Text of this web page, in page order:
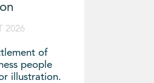
2026
of
people
illustration.